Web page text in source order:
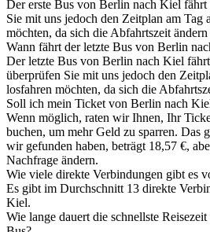
Der erste Bus von Berlin nach Kiel
Sie mit uns jedoch den Zeitplan am Tag
möchten, da sich die Abfahrtszeit ändern
Wann fährt der letzte Bus von Berlin
Der letzte Bus von Berlin nach Kiel
überprüfen Sie mit uns jedoch den
losfahren möchten, da sich die
Soll ich mein Ticket von Berlin nach
Wenn möglich, raten wir Ihnen, Ihr
buchen, um mehr Geld zu sparren. Das
wir gefunden haben, beträgt 18,57 €,
Nachfrage ändern.
Wie viele direkte Verbindungen gibt es
Es gibt im Durchschnitt 13 direkte
Kiel.
Wie lange dauert die schnellste